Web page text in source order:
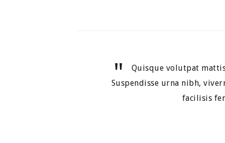
Quisque volutpat
Suspendisse urna nibh,
facilisis